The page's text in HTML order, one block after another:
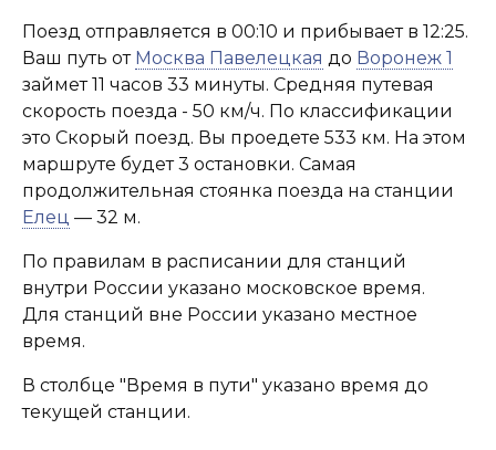
Поезд отправляется в 00:10 и прибывает в 12:25.
Ваш путь от Москва Павелецкая до Воронеж 1
займет 11 часов 33 минуты. Средняя путевая
скорость поезда - 50 км/ч. По классификации
это Скорый поезд. Вы проедете 533 км. На этом
маршруте будет 3 остановки. Самая
продолжительная стоянка поезда на станции
Елец — 32 м.
По правилам в расписании для станций
внутри России указано московское время.
Для станций вне России указано местное
время.
В столбце "Время в пути" указано время до
текущей станции.